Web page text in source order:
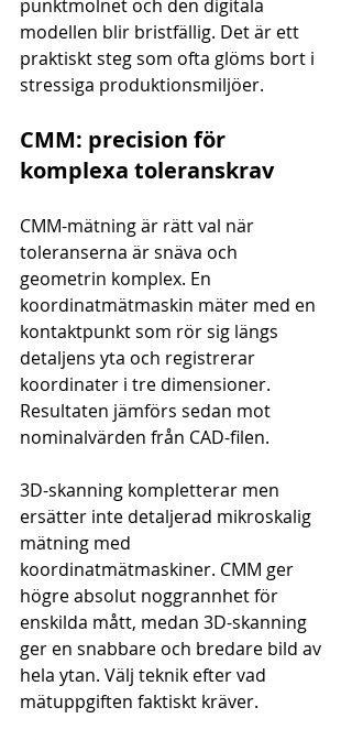
punktmolnet och den digitala
modellen blir bristfällig. Det är ett
praktiskt steg som ofta glöms bort i
stressiga produktionsmiljöer.
CMM: precision för
komplexa toleranskrav
CMM-mätning är rätt val när
toleranserna är snäva och
geometrin komplex. En
koordinatmätmaskin mäter med en
kontaktpunkt som rör sig längs
detaljens yta och registrerar
koordinater i tre dimensioner.
Resultaten jämförs sedan mot
nominalvärden från CAD-filen.
3D-skanning kompletterar men
ersätter inte detaljerad mikroskalig
mätning med
koordinatmätmaskiner. CMM ger
högre absolut noggrannhet för
enskilda mått, medan 3D-skanning
ger en snabbare och bredare bild av
hela ytan. Välj teknik efter vad
mätuppgiften faktiskt kräver.